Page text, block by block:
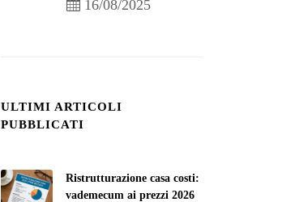
16/08/2025
ULTIMI ARTICOLI
PUBBLICATI
Ristrutturazione casa costi:
vademecum ai prezzi 2026